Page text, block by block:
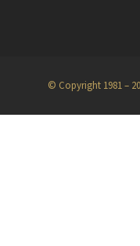
© Copyright 1981 –